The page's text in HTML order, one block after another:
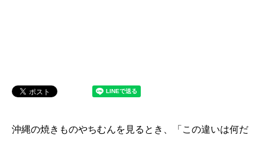
沖縄の焼きものやちむんを見るとき、「この違いは何だ